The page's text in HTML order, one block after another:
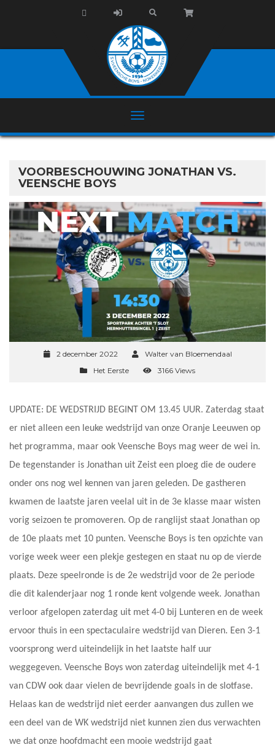
VOORBESCHOUWING JONATHAN VS.
VEENSCHE BOYS
2 december 2022
Walter van Bloemendaal
Het Eerste
3166 Views
UPDATE: DE WEDSTRIJD BEGINT OM 13.45 UUR. Zaterdag staat
er niet alleen een leuke wedstrijd van onze Oranje Leeuwen op
het programma, maar ook Veensche Boys mag weer de wei in.
De tegenstander is Jonathan uit Zeist een ploeg die de oudere
onder ons nog wel kennen van jaren geleden. De gastheren
kwamen de laatste jaren veelal uit in de 3e klasse maar wisten
vorig seizoen te promoveren. Op de ranglijst staat Jonathan op
de 10e plaats met 10 punten. Veensche Boys is ten opzichte van
vorige week weer een plekje gestegen en staat nu op de vierde
plaats. Deze speelronde is de 2e wedstrijd voor de 2e periode
die dit kalenderjaar nog 1 ronde kent volgende week. Jonathan
verloor afgelopen zaterdag uit met 4-0 bij Lunteren en de week
ervoor thuis in een spectaculaire wedstrijd van Dieren. Een 3-1
voorsprong werd uiteindelijk in het laatste half uur
weggegeven. Veensche Boys won zaterdag uiteindelijk met 4-1
van CDW ook daar vielen de bevrijdende goals in de slotfase.
Helaas kan de wedstrijd niet eerder aanvangen dus zullen we
een deel van de WK wedstrijd niet kunnen zien dus verwachten
we dat onze hoofdmacht een mooie wedstrijd gaat